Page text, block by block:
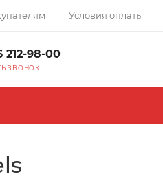
Условия оплаты
212-98-00
ЗВОНОК